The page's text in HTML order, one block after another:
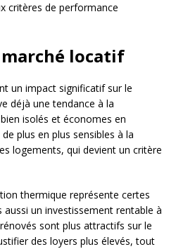
critères de performance
marché locatif
un impact significatif sur le
déjà une tendance à la
isolés et économes en
plus en plus sensibles à la
logements, qui devient un critère
thermique représente certes
un investissement rentable à
sont plus attractifs sur le
des loyers plus élevés, tout